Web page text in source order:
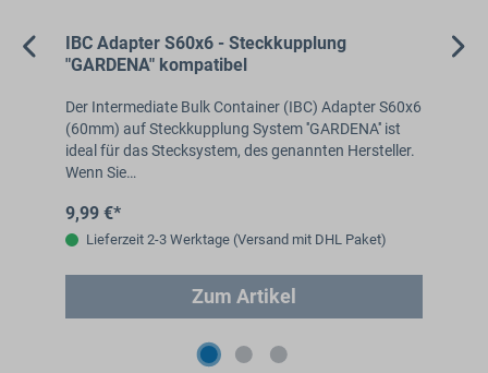
IBC Adapter S60x6 - Steckkupplung
"GARDENA" kompatibel
Der Intermediate Bulk Container (IBC) Adapter S60x6
(60mm) auf Steckkupplung System ''GARDENA'' ist
ideal für das Stecksystem, des genannten Hersteller.
Wenn Sie…
9,99 €*
Lieferzeit 2-3 Werktage (Versand mit DHL Paket)
Zum Artikel